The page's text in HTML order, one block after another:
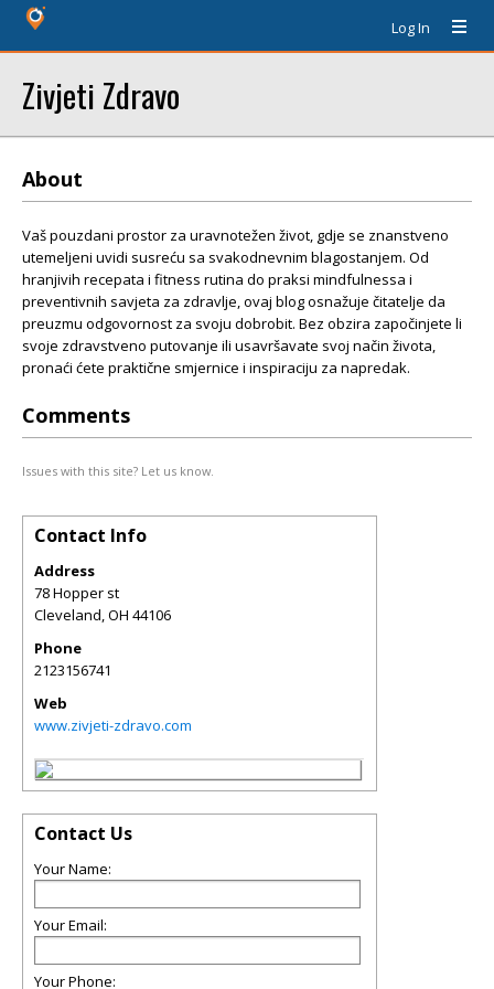
Log In
Zivjeti Zdravo
About
Vaš pouzdani prostor za uravnotežen život, gdje se znanstveno
utemeljeni uvidi susreću sa svakodnevnim blagostanjem. Od
hranjivih recepata i fitness rutina do praksi mindfulnessa i
preventivnih savjeta za zdravlje, ovaj blog osnažuje čitatelje da
preuzmu odgovornost za svoju dobrobit. Bez obzira započinjete li
svoje zdravstveno putovanje ili usavršavate svoj način života,
pronaći ćete praktične smjernice i inspiraciju za napredak.
Comments
Issues with this site? Let us know.
Contact Info
Address
78 Hopper st
Cleveland,OH 44106
Phone
2123156741
Web
www.zivjeti-zdravo.com
Contact Us
Your Name:
Your Email:
Your Phone: